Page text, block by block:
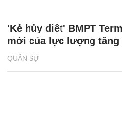
QUÂN SỰ
'Kẻ hủy diệt' BMPT
mới của lực lượng tăng